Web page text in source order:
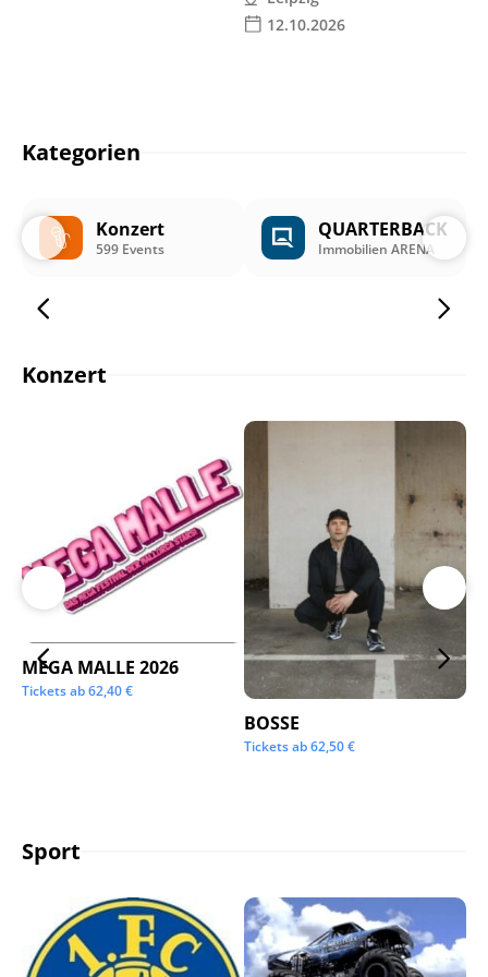
12.10.2026
Kategorien
Konzert
599 Events
QUARTERBACK
Immobilien ARENA
Konzert
MEGA MALLE 2026
Tickets ab62,40€
BOSSE
Tickets ab62,50€
Sport